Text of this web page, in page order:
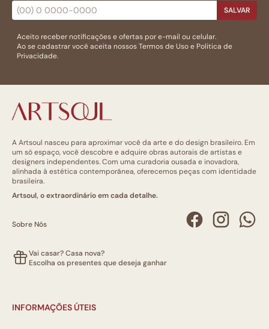
SALVAR
Aceito receber notificações e ofertas por e-mail ou celular.
Ao se cadastrar você aceita nossosTermos de Usoe Politica de
Privacidade.
A Artsoul nasceu para aproximar você da arte e do design brasileiro. Em
um só espaço, você descobre e adquire obras autorais de artistas e
designers independentes. Com uma curadoria ousada e inovadora,
alinhada à estética contemporânea, oferecemos peças com identidade
brasileira.
Artsoul, o extraordinário em cada detalhe.
Sobre Nós
Vai casar? Casa nova?
Escolha os presentes que deseja ganhar
INFORMAÇÕES ÚTEIS